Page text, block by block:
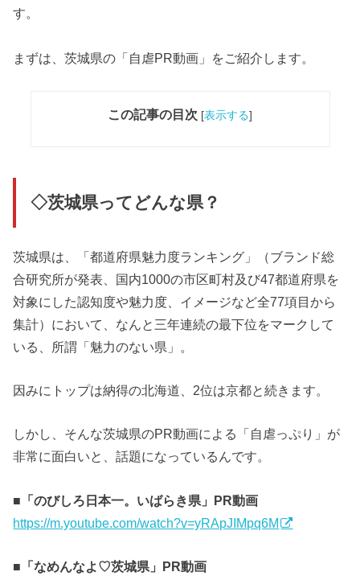
す。
まずは、茨城県の「自虐PR動画」をご紹介します。
この記事の目次 [表示する]
◇茨城県ってどんな県？
茨城県は、「都道府県魅力度ランキング」（ブランド総
合研究所が発表、国内1000の市区町村及び47都道府県を
対象にした認知度や魅力度、イメージなど全77項目から
集計）において、なんと三年連続の最下位をマークして
いる、所謂「魅力のない県」。
因みにトップは納得の北海道、2位は京都と続きます。
しかし、そんな茨城県のPR動画による「自虐っぷり」が
非常に面白いと、話題になっているんです。
■「のびしろ日本一。いばらき県」PR動画
https://m.youtube.com/watch?v=yRApJIMpq6M
■「なめんなよ♡茨城県」PR動画